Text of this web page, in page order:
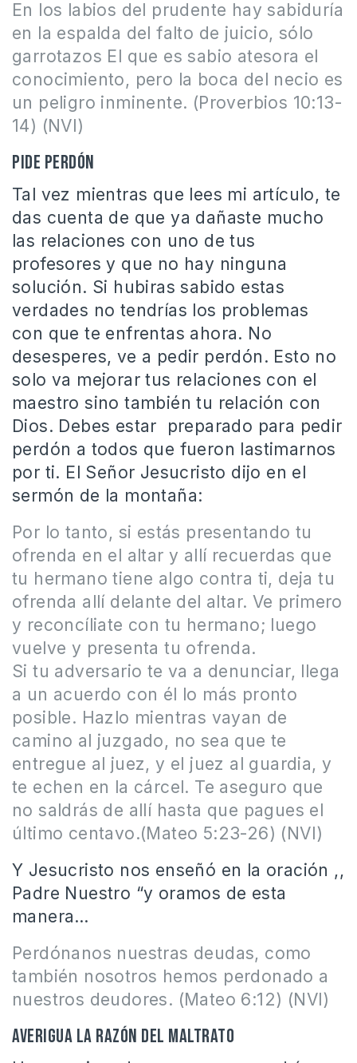
En los labios del prudente hay sabiduría
en la espalda del falto de juicio, sólo
garrotazos El que es sabio atesora el
conocimiento, pero la boca del necio es
un peligro inminente. (Proverbios 10:13-
14) (NVI)
Pide perdón
Tal vez mientras que lees mi artículo, te
das cuenta de que ya dañaste mucho
las relaciones con uno de tus
profesores y que no hay ninguna
solución. Si hubiras sabido estas
verdades no tendrías los problemas
con que te enfrentas ahora. No
desesperes, ve a pedir perdón. Esto no
solo va mejorar tus relaciones con el
maestro sino también tu relación con
Dios. Debes estar preparado para pedir
perdón a todos que fueron lastimarnos
por ti. El Señor Jesucristo dijo en el
sermón de la montaña:
Por lo tanto, si estás presentando tu
ofrenda en el altar y allí recuerdas que
tu hermano tiene algo contra ti, deja tu
ofrenda allí delante del altar. Ve primero
y reconcíliate con tu hermano; luego
vuelve y presenta tu ofrenda.
Si tu adversario te va a denunciar, llega
a un acuerdo con él lo más pronto
posible. Hazlo mientras vayan de
camino al juzgado, no sea que te
entregue al juez, y el juez al guardia, y
te echen en la cárcel. Te aseguro que
no saldrás de allí hasta que pagues el
último centavo.(Mateo 5:23-26) (NVI)
Y Jesucristo nos enseñó en la oración ,,
Padre Nuestro “y oramos de esta
manera…
Perdónanos nuestras deudas, como
también nosotros hemos perdonado a
nuestros deudores. (Mateo 6:12) (NVI)
Averigua la razón del maltrato